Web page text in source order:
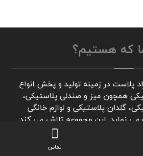
که هستیم؟
پلاست در زمینه تولید و پخش انواع
همچون میز و صندلی پلاستیکی،
گلدان پلاستیکی و لوازم خانگی
می نماید. این مجموعه تلاش می کند
معاملات تجاری در این حوزه برای
داخـلـی و خـارجـی فـراهـم آورد.
تماس